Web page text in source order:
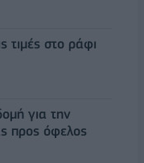
τιμές στο ράφι
για την
προς όφελος